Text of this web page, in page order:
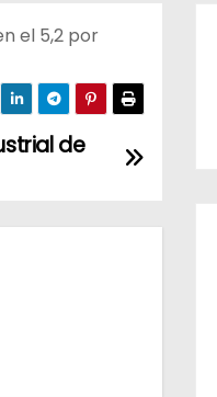
el 5,2 por
de